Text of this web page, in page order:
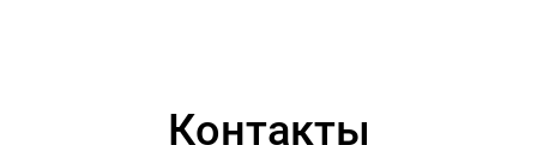
Контакты